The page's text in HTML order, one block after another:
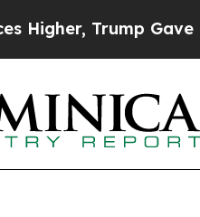
Gave Politically